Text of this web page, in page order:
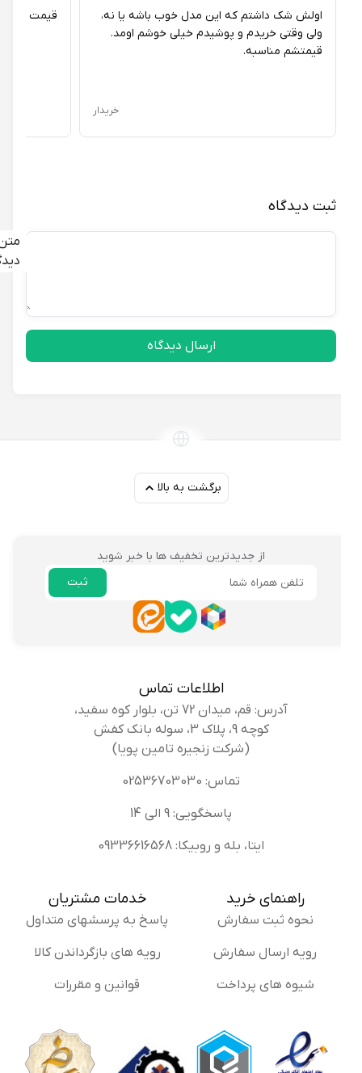
ثبت دیدگاه
متن
دیدگاه
ارسال دیدگاه
اولش شک داشتم که این مدل خوب باشه یا نه،
ولی وقتی خریدم و پوشیدم خیلی خوشم اومد.
قیمتشم مناسبه.
خریدار
قیمت این
برگشت به بالا
از جدیدترین تخفیف ها با خبر شوید
اطلاعات تماس
آدرس: قم، میدان 72 تن، بلوار کوه سفید،
کوچه 9، پلاک 3، سوله بانک کفش
(شرکت زنجیره تامین پویا)
تماس: 02536703030
پاسخگویی: 9 الی 14
ایتا، بله و روبیکا: 09336616568
راهنمای خرید
نحوه ثبت سفارش
رویه ارسال سفارش
شیوه های پرداخت
خدمات مشتریان
پاسخ به پرسشهای متداول
رویه های بازگرداندن کالا
قوانین و مقررات